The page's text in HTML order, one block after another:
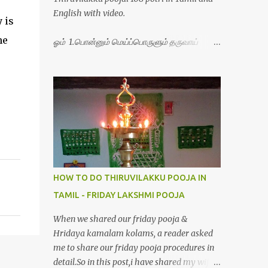
is
English with video.
ஓம் 1.பொன்னும் மெய்ப்பொருளும் தருவாய்
4.மூவுலகும் நிறைந்திருந்தாய் போற்றி 5.வரம்பில்
இன்பமாய் வளர்ந்திருந்தாய் போற்றி
6.இயற்கையாய் அறிவொளி ஆனாய் போற்றி
7.ஈரேழுலகம் ஈன்றாய் போற்றி 8.பிறர்வயமாகா
பெரியோய் போற்றி 9.பேரின்பப் பெருக்காய்
பொலிந்தாய் போற்றி 10.பேரருட்கடலாம் பேரரு...
HOW TO DO THIRUVILAKKU POOJA IN
TAMIL - FRIDAY LAKSHMI POOJA
When we shared our friday pooja &
Hridaya kamalam kolams, a reader asked
me to share our friday pooja procedures in
detail.So in this post,i have shared my wife’s